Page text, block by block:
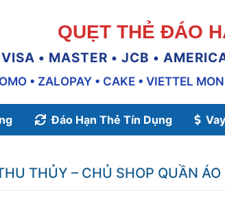
QUẸT THẺ ĐÁO
VISA • MASTER • JCB •
• ZALOPAY • CAKE • VIETTEL
Đáo Hạn Thẻ Tín Dụng
THỦY – CHỦ SHOP QUẦN